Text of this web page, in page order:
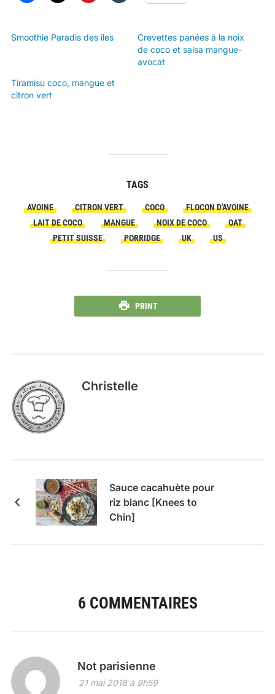
Smoothie Paradis des îles
Crevettes panées à la noix
de coco et salsa mangue-
avocat
Tiramisu coco, mangue et
citron vert
TAGS
AVOINE CITRON VERT COCO
FLOCON D'AVOINE
LAIT DE COCO
MANGUE NOIX DE COCO
OAT
PETIT SUISSE
PORRIDGE UK US
PRINT
Christelle
Sauce cacahuète pour
riz blanc [Knees to
Chin]
6 COMMENTAIRES
Not parisienne
21 mai 2018 à 9h59